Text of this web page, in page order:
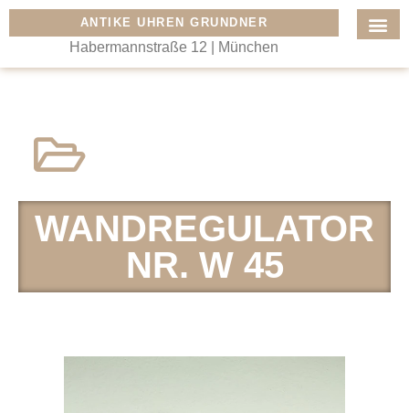
ANTIKE UHREN GRUNDNER
Habermannstraße 12 | München
WAND­REGULATOR
NR. W 45